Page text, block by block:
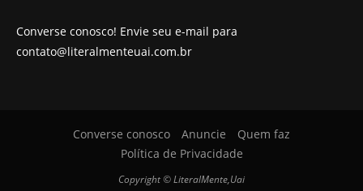
Converse conosco! Envie seu e-mail para
contato@literalmenteuai.com.br
Converse conosco Anuncie
Quem faz
Política de Privacidade
Copyright © LiteralMente,Uai